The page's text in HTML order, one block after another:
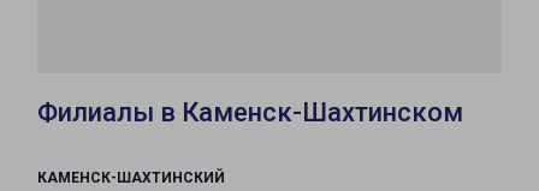
Филиалы в Каменск-Шахтинском
КАМЕНСК-ШАХТИНСКИЙ